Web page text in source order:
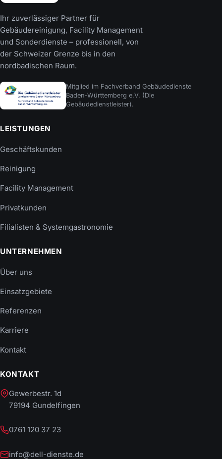
Ihr zuverlässiger Partner für
Gebäudereinigung, Facility Management
und Sonderdienste – professionell, von
der Schweizer Grenze bis in den
nordbadischen Raum.
Mitglied im Fachverband Gebäudedienste
Baden-Württemberg e.V. (Die
Gebäudedienstleister).
LEISTUNGEN
Geschäftskunden
Reinigung
Facility Management
Privatkunden
Filialisten & Systemgastronomie
UNTERNEHMEN
Über uns
Einsatzgebiete
Referenzen
Karriere
Kontakt
KONTAKT
Gewerbestr. 1d
79194 Gundelfingen
0761 120 37 23
info@dell-dienste.de